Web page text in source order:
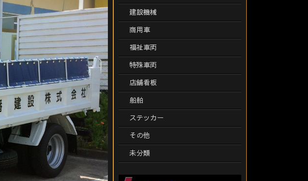
建設機械
商用車
福祉車両
特殊車両
店舗看板
船舶
ステッカー
その他
未分類